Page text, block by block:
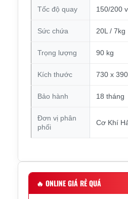
Tốc độ quay 150/200
Sức chứa 20L / 7kg
Trọng lượng 90 kg
Kích thước 730 x
Bảo hành 18 tháng
Đơn vị phân
phối
Cơ Khí
🔥 ONLINE GIÁ RẺ QUÁ